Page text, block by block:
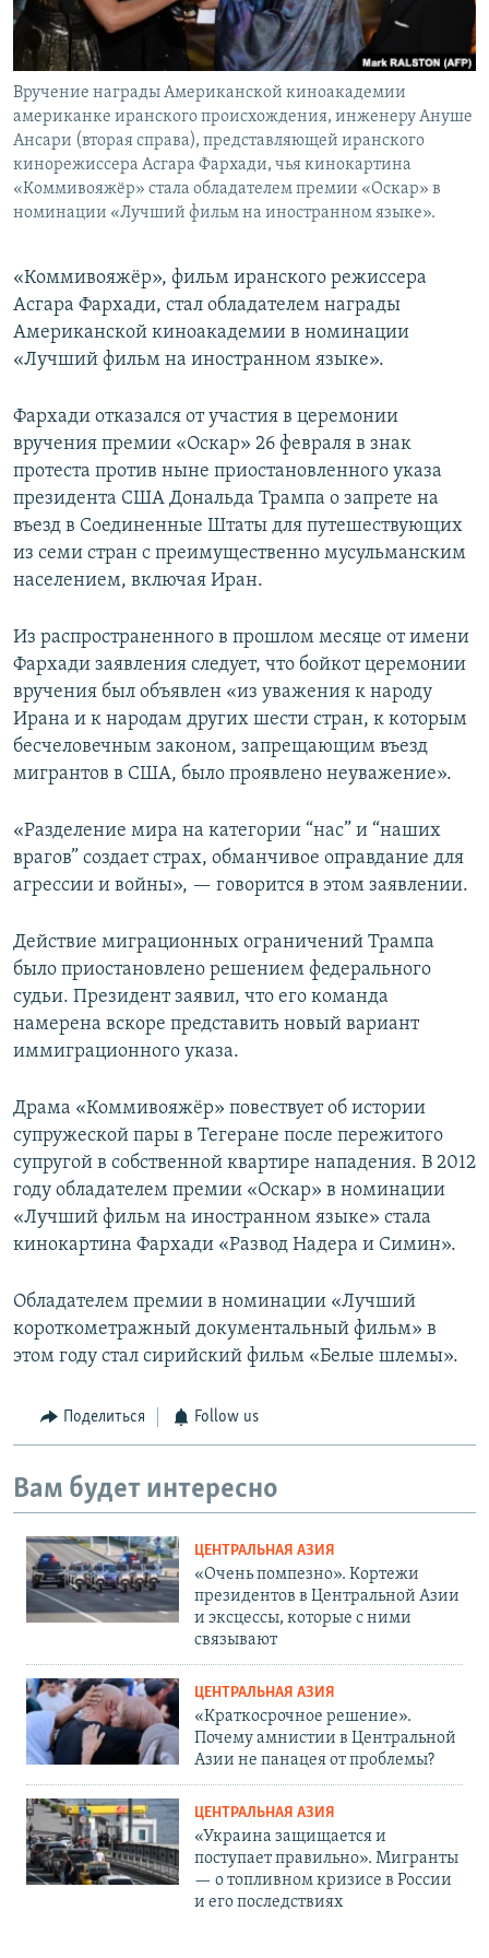
Вручение награды Американской киноакадемии
американке иранского происхождения, инженеру Ануше
Ансари (вторая справа), представляющей иранского
кинорежиссера Асгара Фархади, чья кинокартина
«Коммивояжёр» стала обладателем премии «Оскар» в
номинации «Лучший фильм на иностранном языке».
«Коммивояжёр», фильм иранского режиссера
Асгара Фархади, стал обладателем награды
Американской киноакадемии в номинации
«Лучший фильм на иностранном языке».
Фархади отказался от участия в церемонии
вручения премии «Оскар» 26 февраля в знак
протеста против ныне приостановленного указа
президента США Дональда Трампа о запрете на
въезд в Соединенные Штаты для путешествующих
из семи стран с преимущественно мусульманским
населением, включая Иран.
Из распространенного в прошлом месяце от имени
Фархади заявления следует, что бойкот церемонии
вручения был объявлен «из уважения к народу
Ирана и к народам других шести стран, к которым
бесчеловечным законом, запрещающим въезд
мигрантов в США, было проявлено неуважение».
«Разделение мира на категории “нас” и “наших
врагов” создает страх, обманчивое оправдание для
агрессии и войны», — говорится в этом заявлении.
Действие миграционных ограничений Трампа
было приостановлено решением федерального
судьи. Президент заявил, что его команда
намерена вскоре представить новый вариант
иммиграционного указа.
Драма «Коммивояжёр» повествует об истории
супружеской пары в Тегеране после пережитого
супругой в собственной квартире нападения. В 2012
году обладателем премии «Оскар» в номинации
«Лучший фильм на иностранном языке» стала
кинокартина Фархади «Развод Надера и Симин».
Обладателем премии в номинации «Лучший
короткометражный документальный фильм» в
этом году стал сирийский фильм «Белые шлемы».
Поделиться Follow us
Вам будет интересно
ЦЕНТРАЛЬНАЯ АЗИЯ
«Очень помпезно». Кортежи
президентов в Центральной Азии
и эксцессы, которые с ними
связывают
ЦЕНТРАЛЬНАЯ АЗИЯ
«Краткосрочное решение».
Почему амнистии в Центральной
Азии не панацея от проблемы?
ЦЕНТРАЛЬНАЯ АЗИЯ
«Украина защищается и
поступает правильно». Мигранты
— о топливном кризисе в России
и его последствиях